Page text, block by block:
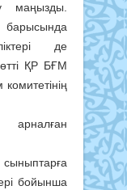
маңызды.
де
ҚР БҒМ
бойынша